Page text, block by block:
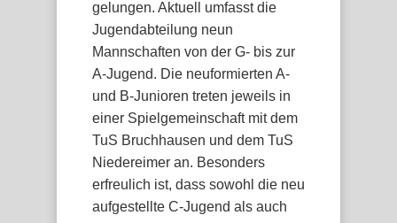
gelungen. Aktuell umfasst die
Jugendabteilung neun
Mannschaften von der G- bis zur
A-Jugend. Die neuformierten A-
und B-Junioren treten jeweils in
einer Spielgemeinschaft mit dem
TuS Bruchhausen und dem TuS
Niedereimer an. Besonders
erfreulich ist, dass sowohl die neu
aufgestellte C-Jugend als auch